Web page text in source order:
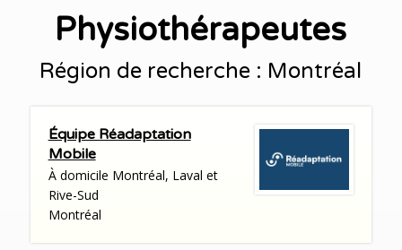
Physiothérapeutes
Région de recherche : Montréal
Équipe Réadaptation
Mobile
À domicile Montréal, Laval et
Rive-Sud
Montréal